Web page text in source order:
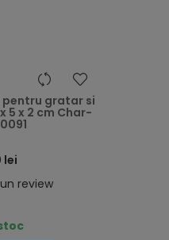
heart
gratar si
5 x 2 cm Char-
lei
review